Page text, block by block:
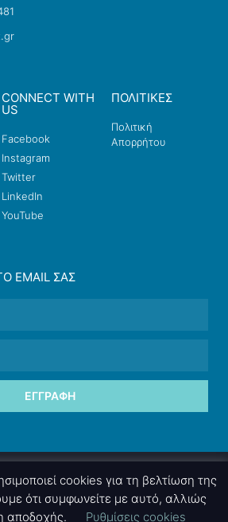
CONNECT WITH
US
Facebook
Instagram
Twitter
LinkedIn
YouTube
ΠΟΛΙΤΙΚΕΣ
Πολιτική
Απορρήτου
EMAIL ΣΑΣ
ΕΓΓΡΑΦΉ
cookies για τη βελτίωση της
ότι συμφωνείτε με αυτό, αλλιώς
αποδοχής.
Ρυθμίσεις cookies